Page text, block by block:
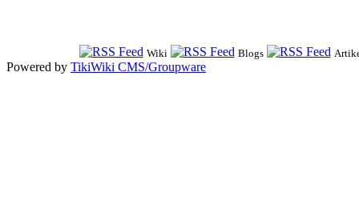
Wiki Blogs
Powered by TikiWiki CMS/Groupware